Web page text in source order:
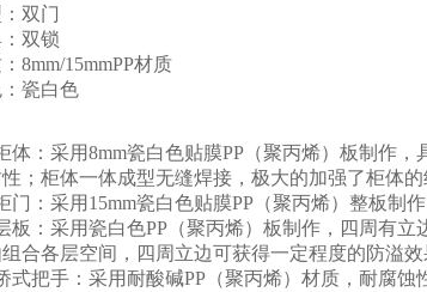
双门
双锁
8mm/15mmPP材质
瓷白色
体：采用8mm瓷白色贴膜PP（聚丙烯）板制作
；柜体一体成型无缝焊接，极大的加强了柜体
门：采用15mm瓷白色贴膜PP（聚丙烯）整板制
板：采用瓷白色PP（聚丙烯）板制作，四周有
组合各层空间，四周立边可获得一定程度的防溢效
式把手：采用耐酸碱PP（聚丙烯）材质，耐腐蚀